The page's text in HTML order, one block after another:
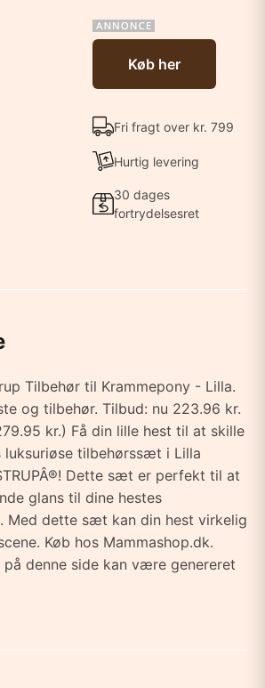
Køb her
Fri fragt over kr. 799
Hurtig levering
30 dages
fortrydelsesret
Tilbehør til Krammepony - Lilla.
og tilbehør. Tilbud: nu 223.96 kr.
kr.) Få din lille hest til at skille
luksuriøse tilbehørssæt i Lilla
Dette sæt er perfekt til at
glans til dine hestes
Med dette sæt kan din hest virkelig
Køb hos Mammashop.dk.
denne side kan være genereret